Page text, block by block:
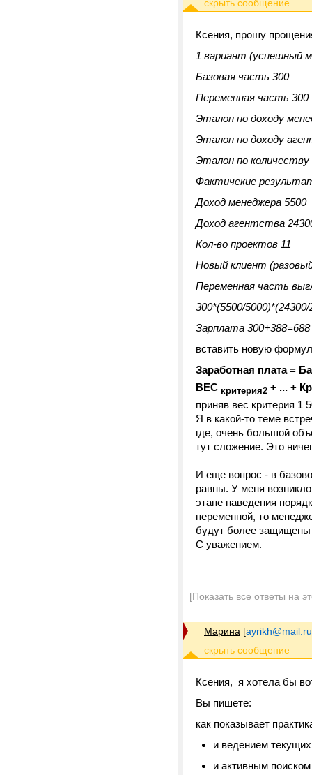
Ксения, прошу
1 вариант (успешный
Базовая часть 300
Переменная часть 300
Эталон по доходу
Эталон по доходу
Эталон по количеству
Фактичекие
Доход менеджера 5500
Доход агентства
Кол-во проектов 11
Новый клиент
Переменная часть
300*(5500/
Зарплата 300+388=688
вставить новую
Заработная плата =
ВЕС критерия2 + ... +
приняв вес критерия 1
Я в какой-то теме
где, очень большой
тут сложение. Это
И еще вопрос - в
равны. У меня
этапе наведения
переменной, то
будут более защищены
С уважением.
[Показать все ответы на
Марина [ayrikh@mail.ru
Ксения, я хотела бы
Вы пишете:
как показывает
и ведением
и активным